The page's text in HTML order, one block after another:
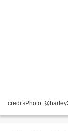
creditsPhoto: